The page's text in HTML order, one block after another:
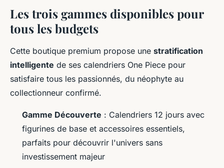
Les trois gammes disponibles pour
tous les budgets
Cette boutique premium propose une stratification
intelligente de ses calendriers One Piece pour
satisfaire tous les passionnés, du néophyte au
collectionneur confirmé.
Gamme Découverte : Calendriers 12 jours avec
figurines de base et accessoires essentiels,
parfaits pour découvrir l'univers sans
investissement majeur